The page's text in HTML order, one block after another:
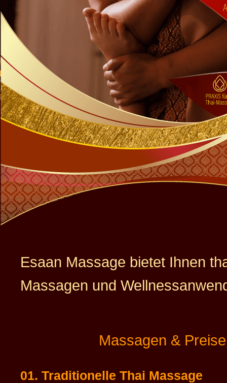
Esaan Massage bietet Ihnen
Massagen und
Massagen & Preise
01. Traditionelle Thai Massage